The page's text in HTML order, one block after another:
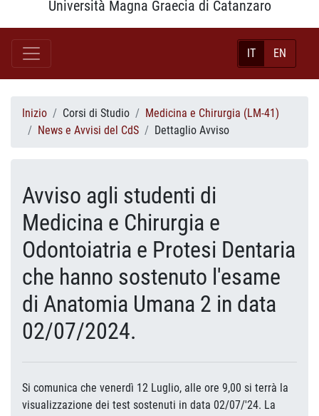
Università Magna Graecia di Catanzaro
IT EN
Inizio Corsi di Studio
Medicina e Chirurgia (LM-41)
News e Avvisi del CdS
Dettaglio Avviso
Avviso agli studenti di
Medicina e Chirurgia e
Odontoiatria e Protesi Dentaria
che hanno sostenuto l'esame
di Anatomia Umana 2 in data
02/07/2024.
Si comunica che venerdì 12 Luglio, alle ore 9,00 si terrà la
visualizzazione dei test sostenuti in data 02/07/'24. La